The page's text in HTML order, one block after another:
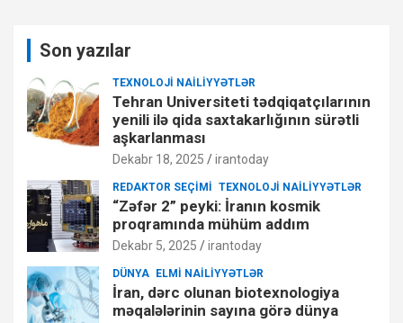
Son yazılar
TEXNOLOJI NAILIYYƏTLƏR
Tehran Universiteti tədqiqatçılarının
yenili ilə qida saxtakarlığının sürətli
aşkarlanması
Dekabr 18, 2025 irantoday
REDAKTOR SEÇIMI TEXNOLOJI NAILIYYƏTLƏR
“Zəfər 2” peyki: İranın kosmik
proqramında mühüm addım
Dekabr 5, 2025 irantoday
DÜNYA ELMI NAILIYYƏTLƏR
İran, dərc olunan biotexnologiya
məqalələrinin sayına görə dünya